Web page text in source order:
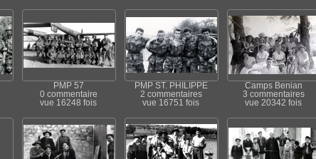
PMP 57
0 commentaire
vue 16248 fois
PMP ST. PHILIPPE
2 commentaires
vue 16751 fois
Camps Benian
3 commentaires
vue 20342 fois